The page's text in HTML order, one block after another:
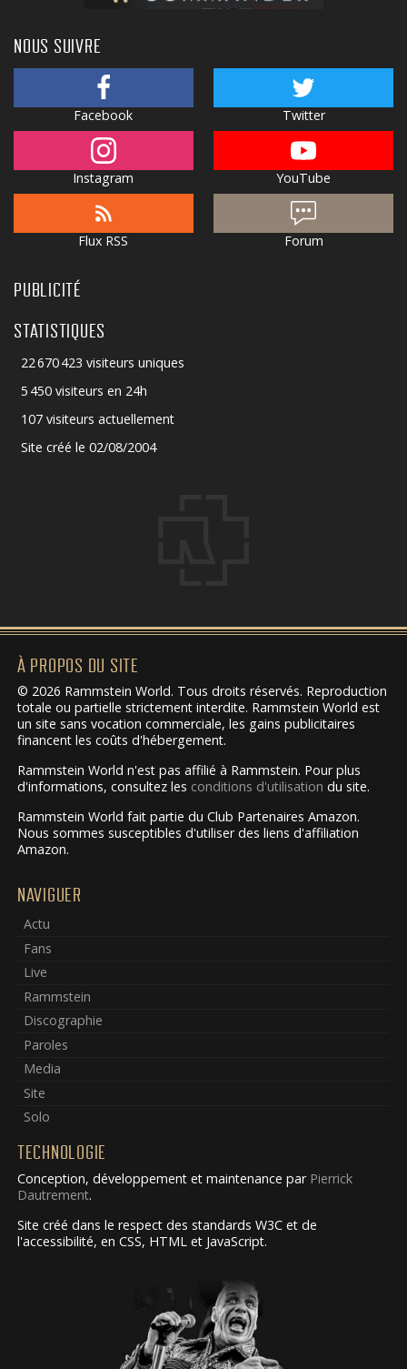
NOUS SUIVRE
Facebook Twitter
Instagram YouTube
Flux RSS Forum
PUBLICITÉ
STATISTIQUES
22 670 423 visiteurs uniques
5 450 visiteurs en 24h
107 visiteurs actuellement
Site créé le 02/08/2004
À PROPOS DU SITE
© 2026 Rammstein World. Tous droits réservés. Reproduction
totale ou partielle strictement interdite. Rammstein World est
un site sans vocation commerciale, les gains publicitaires
financent les coûts d'hébergement.
Rammstein World n'est pas affilié à Rammstein. Pour plus
d'informations, consultez les conditions d'utilisation du site.
Rammstein World fait partie du Club Partenaires Amazon.
Nous sommes susceptibles d'utiliser des liens d'affiliation
Amazon.
NAVIGUER
Actu
Fans
Live
Rammstein
Discographie
Paroles
Media
Site
Solo
TECHNOLOGIE
Conception, développement et maintenance par Pierrick
Dautrement.
Site créé dans le respect des standards W3C et de
l'accessibilité, en CSS, HTML et JavaScript.